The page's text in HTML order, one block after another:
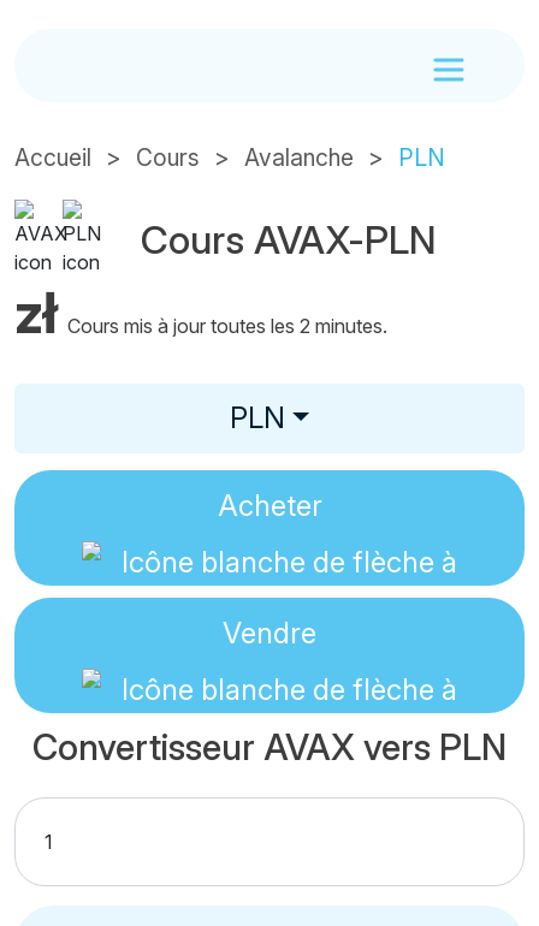
Accueil Cours Avalanche PLN
Cours AVAX-PLN
zł Cours mis à jour toutes les 2 minutes.
PLN
Acheter
Vendre
Convertisseur AVAX vers PLN